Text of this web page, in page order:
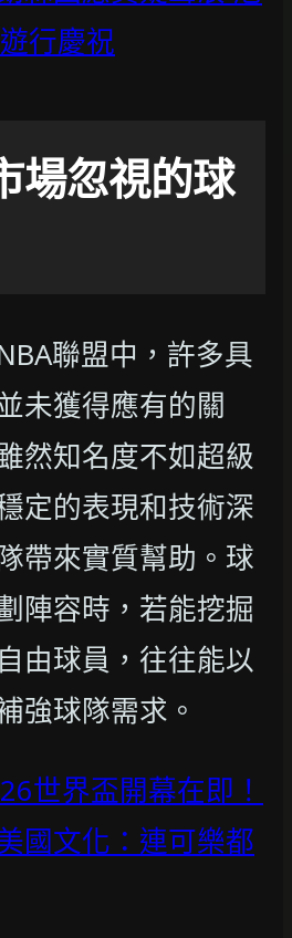
行慶祝
場忽視的球
聯盟中，許多具
未獲得應有的關
然知名度不如超級
定的表現和技術深
帶來實質幫助。球
陣容時，若能挖掘
由球員，往往能以
強球隊需求。
世界盃開幕在即！
國文化：連可樂都